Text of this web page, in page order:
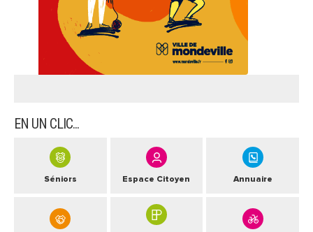
EN UN CLIC...
Séniors Espace Citoyen Annuaire
ARRÊTÉS MUNICIPAUX
DÉLIBÉRATIONS